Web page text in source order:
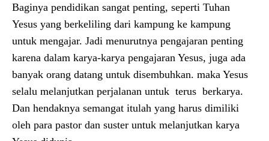
Baginya pendidikan sangat penting, seperti Tuhan
Yesus yang berkeliling dari kampung ke kampung
untuk mengajar. Jadi menurutnya pengajaran penting
karena dalam karya-karya pengajaran Yesus, juga ada
banyak orang datang untuk disembuhkan. maka Yesus
selalu melanjutkan perjalanan untuk terus berkarya.
Dan hendaknya semangat itulah yang harus dimiliki
oleh para pastor dan suster untuk melanjutkan karya